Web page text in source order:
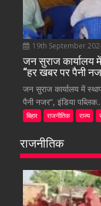
19th September
जन सुराज कार्यालय
“हर खबर पर पैनी
जन सुराज कार्यालय में
पैनी नजर”, इंडिया पब्लिक...
बिहार राजनीतिक राज्य
राजनीतिक